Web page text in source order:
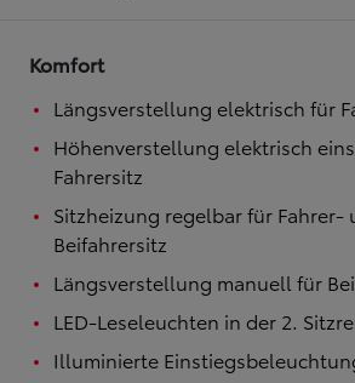
Komfort
Längsverstellung elektrisch für
Höhenverstellung elektrisch
Fahrersitz
Sitzheizung regelbar für Fahrer-
Beifahrersitz
Längsverstellung manuell für
LED-Leseleuchten in der 2.
Illuminierte